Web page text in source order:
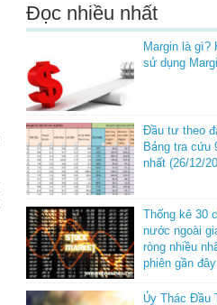
Đọc nhiều nhất
Margin là gì?
sử dụng
Đầu tư theo
Bảng tra cứu
nhất (26/12/
Thống kê 30
nước ngoài
ròng nhiều
phiên gần
Ủy Thác Đầu